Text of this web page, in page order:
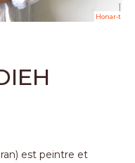
Honar-t
est peintre et